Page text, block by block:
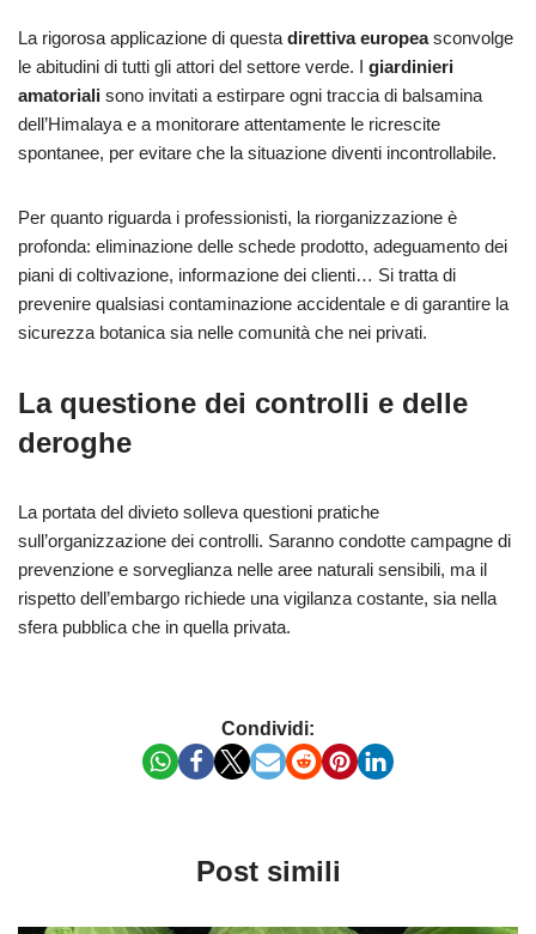
La rigorosa applicazione di questa direttiva europeasconvolge
le abitudini di tutti gli attori del settore verde. I giardinieri
amatoriali sono invitati a estirpare ogni traccia di balsamina
dell’Himalaya e a monitorare attentamente le ricrescite
spontanee, per evitare che la situazione diventi incontrollabile.
Per quanto riguarda i professionisti, la riorganizzazione è
profonda: eliminazione delle schede prodotto, adeguamento dei
piani di coltivazione, informazione dei clienti… Si tratta di
prevenire qualsiasi contaminazione accidentale e di garantire la
sicurezza botanica sia nelle comunità che nei privati.
La questione dei controlli e delle
deroghe
La portata del divieto solleva questioni pratiche
sull’organizzazione dei controlli. Saranno condotte campagne di
prevenzione e sorveglianza nelle aree naturali sensibili, ma il
rispetto dell’embargo richiede una vigilanza costante, sia nella
sfera pubblica che in quella privata.
Condividi:
Post simili